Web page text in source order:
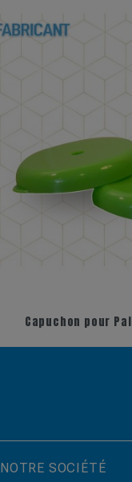
Capuchon pour
NOTRE SOCIÉTÉ